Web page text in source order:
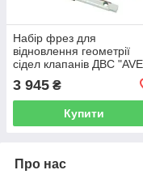
Набір фрез для
відновлення геометрії
сідел клапанів ДВС
16кл." KhZSO
SVCKAVEO16V
3 945 ₴
Купити
Про нас